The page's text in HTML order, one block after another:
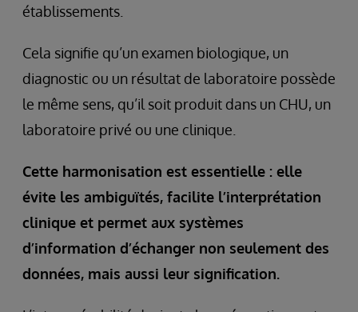
établissements.
Cela signifie qu’un examen biologique, un
diagnostic ou un résultat de laboratoire possède
le même sens, qu’il soit produit dans un CHU, un
laboratoire privé ou une clinique.
Cette harmonisation est essentielle : elle
évite les ambiguïtés, facilite l’interprétation
clinique et permet aux systèmes
d’information d’échanger non seulement des
données, mais aussi leur signification.